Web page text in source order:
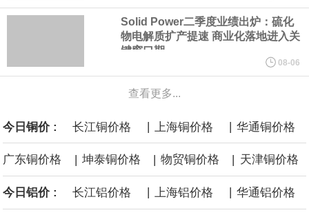
美国国会预算办公室5日发布的报告估算，美国总统特朗普要求打造
的海军全新核动力“黄金舰队”可能需要在今后数十年间支出约2750
亿美元。其中，首艘“特朗普级”战列舰“无畏”号预估造价比原来至少
高50%。
芝加哥期权交易所全球市场公司（CBOE GLOBAL MARKETS
Solid Power二季度业绩出炉：硫化
物电解质扩产提速 商业化落地进入关
键窗口期
08-06
查看更多...
今日铜价 : 长江铜价格 | 上海铜价格 | 华通铜价格
广东铜价格 | 坤泰铜价格 | 物贸铜价格 | 天津铜价格
今日铝价 : 长江铝价格 上海铝价格 华通铝价格